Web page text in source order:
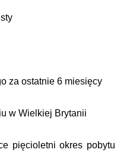
za ostatnie 6 miesięcy
w Wielkiej Brytanii
pięcioletni okres pobytu